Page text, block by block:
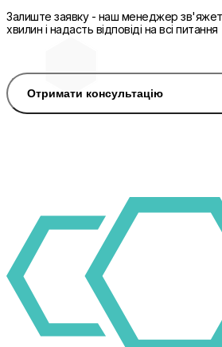
Залиште заявку - наш менеджер
хвилин і надасть відповіді на всі питання
Отримати консультацію